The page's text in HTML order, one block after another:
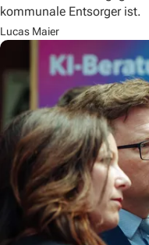
kommunale Entsorger ist.
Lucas Maier